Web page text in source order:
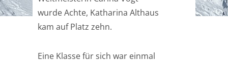
wurde Achte, Katharina Althaus
kam auf Platz zehn.
Eine Klasse für sich war einmal